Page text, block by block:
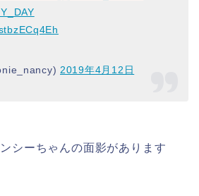
2019年4月12日
シーちゃんの面影があります